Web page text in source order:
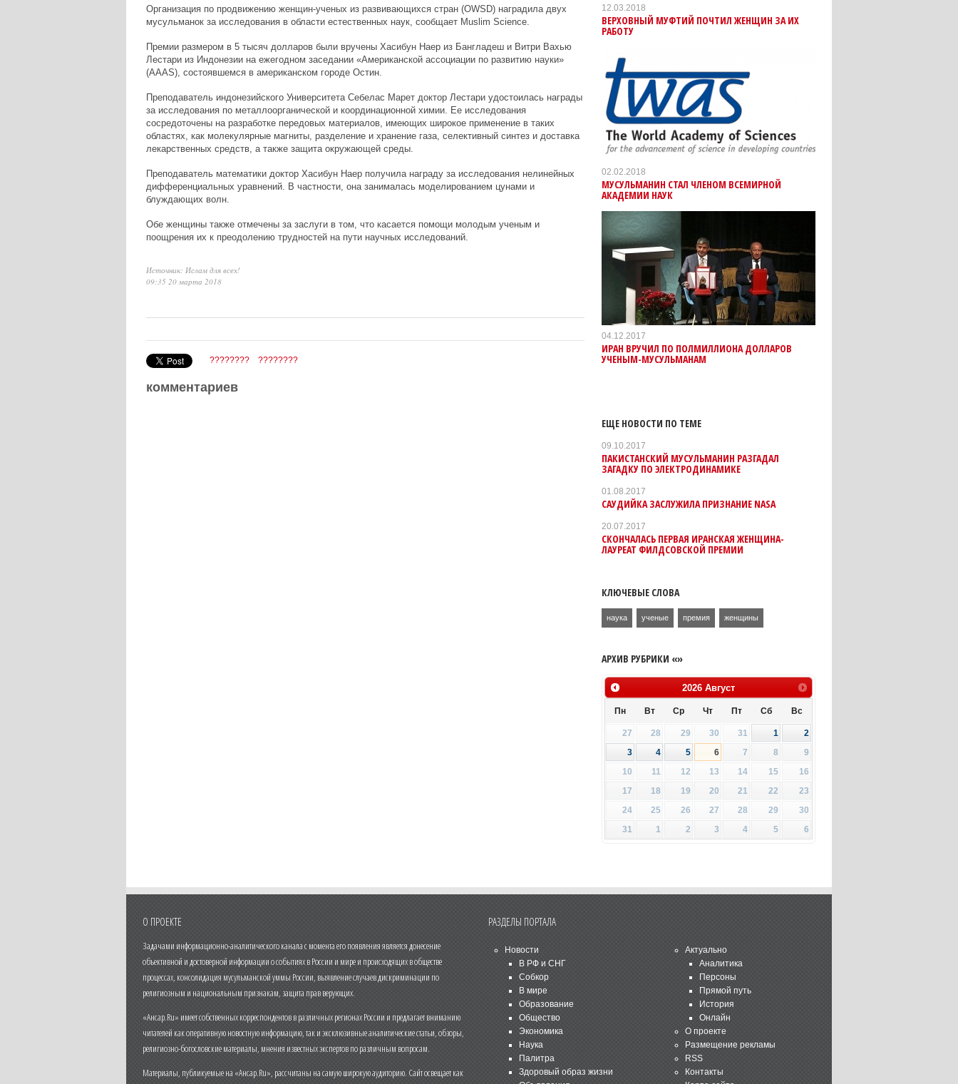
Организация по продвижению женщин-ученых из развивающихся стран (OWSD) наградила двух
мусульманок за исследования в области естественных наук, сообщает Muslim Science.
Премии размером в 5 тысяч долларов были вручены Хасибун Наер из Бангладеш и Витри Вахью
Лестари из Индонезии на ежегодном заседании «Американской ассоциации по развитию науки»
(AAAS), состоявшемся в американском городе Остин.
Преподаватель индонезийского Университета Себелас Марет доктор Лестари удостоилась награды
за исследования по металлоорганической и координационной химии. Ее исследования
сосредоточены на разработке передовых материалов, имеющих широкое применение в таких
областях, как молекулярные магниты, разделение и хранение газа, селективный синтез и доставка
лекарственных средств, а также защита окружающей среды.
Преподаватель математики доктор Хасибун Наер получила награду за исследования нелинейных
дифференциальных уравнений. В частности, она занималась моделированием цунами и
блуждающих волн.
Обе женщины также отмечены за заслуги в том, что касается помощи молодым ученым и
поощрения их к преодолению трудностей на пути научных исследований.
Источник: Ислам для всех!
09:35 20 марта 2018
???????? ????????
комментариев
12.03.2018
ВЕРХОВНЫЙ МУФТИЙ ПОЧТИЛ ЖЕНЩИН ЗА ИХ
РАБОТУ
02.02.2018
МУСУЛЬМАНИН СТАЛ ЧЛЕНОМ ВСЕМИРНОЙ
АКАДЕМИИ НАУК
04.12.2017
ИРАН ВРУЧИЛ ПО ПОЛМИЛЛИОНА ДОЛЛАРОВ
УЧЕНЫМ-МУСУЛЬМАНАМ
ЕЩЕ НОВОСТИ ПО ТЕМЕ
09.10.2017
ПАКИСТАНСКИЙ МУСУЛЬМАНИН РАЗГАДАЛ
ЗАГАДКУ ПО ЭЛЕКТРОДИНАМИКЕ
01.08.2017
САУДИЙКА ЗАСЛУЖИЛА ПРИЗНАНИЕ NASA
20.07.2017
СКОНЧАЛАСЬ ПЕРВАЯ ИРАНСКАЯ ЖЕНЩИНА-
ЛАУРЕАТ ФИЛДСОВСКОЙ ПРЕМИИ
КЛЮЧЕВЫЕ СЛОВА
наука ученые премия женщины
АРХИВ РУБРИКИ «»
2026 Август
Пн Вт Ср Чт Пт Сб Вс
27 28 29 30 31 1
2
3
4 5 6 7 8
9
10
11 12 13 14 15
16
17
18 19 20 21 22
23
24
25 26 27 28 29
30
31
1 2 3 4 5 6
О ПРОЕКТЕ
Задачами информационно-аналитического канала с момента его появления является донесение
объективной и достоверной информации о событиях в России и мире и происходящих в обществе
процессах, консолидация мусульманской уммы России, выявление случаев дискриминации по
религиозным и национальным признакам, защита прав верующих.
«Ансар.Ru» имеет собственных корреспондентов в различных регионах России и предлагает вниманию
читателей как оперативную новостную информацию, так и эксклюзивные аналитические статьи, обзоры,
религиозно-богословские материалы, мнения известных экспертов по различным вопросам.
Материалы, публикуемые на «Ансар.Ru», рассчитаны на самую широкую аудиторию. Сайт освещает как
РАЗДЕЛЫ ПОРТАЛА
Новости
В РФ и СНГ
Собкор
В мире
Образование
Общество
Экономика
Наука
Палитра
Здоровый образ жизни
Актуально
Аналитика
Персоны
Прямой путь
История
Онлайн
О проекте
Размещение рекламы
RSS
Контакты